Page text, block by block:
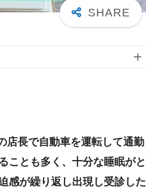
店長で自動車を運転して通勤
ことも多く、十分な睡眠がと
感が繰り返し出現し受診した